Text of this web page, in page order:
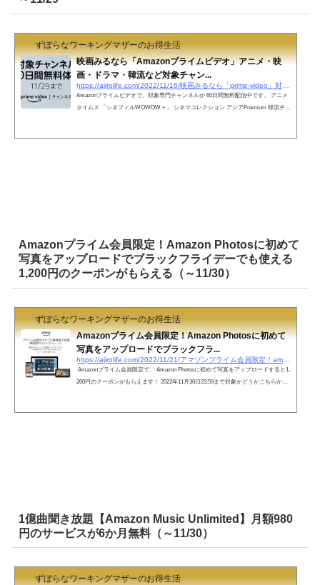
ずぼらなワーキングマザーのお得生活
映画みるなら「Amazonプライムビデオ」アニメ・映
画・ドラマ・韓流など対象チャン...
Amazonプライムビデオで、対象専門チャンネルが 60日間無料配信中です。 アニメ
タイムス 「シネフィルWOWOW＋」 シネマコレクション アジアPremium 韓流チャ
Amazonプライム会員限定！Amazon Photosに初めて
写真をアップロードでブラックフライデーでも使える
1,200円のクーポンがもらえる（～11/30）
ずぼらなワーキングマザーのお得生活
Amazonプライム会員限定！Amazon Photosに初めて
写真をアップロードでブラックフラ...
Amazonプライム会員限定で、 Amazon Photosに初めて写真をアップロードすると1,
200円のクーポンがもらえます！ 2022年11月30日23:59まで対象かどうかこちらから
1億曲聞き放題【Amazon Music Unlimited】月額980
円のサービスが6か月無料（～11/30）
ずぼらなワーキングマザーのお得生活